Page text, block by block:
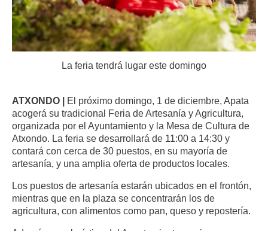
La feria tendrá lugar este domingo
ATXONDO | El próximo domingo, 1 de diciembre, Apata
acogerá su tradicional Feria de Artesanía y Agricultura,
organizada por el Ayuntamiento y la Mesa de Cultura de
Atxondo. La feria se desarrollará de 11:00 a 14:30 y
contará con cerca de 30 puestos, en su mayoría de
artesanía, y una amplia oferta de productos locales.
Los puestos de artesanía estarán ubicados en el frontón,
mientras que en la plaza se concentrarán los de
agricultura, con alimentos como pan, queso y repostería.